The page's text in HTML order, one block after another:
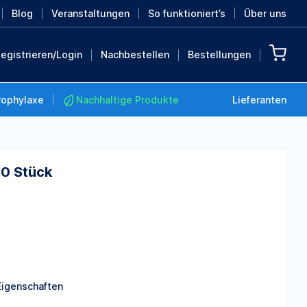
Blog Veranstaltungen So funktioniert’s Über uns
Login Nachbestellen Bestellungen
Nachhaltige Produkte Lieferanten
Stück